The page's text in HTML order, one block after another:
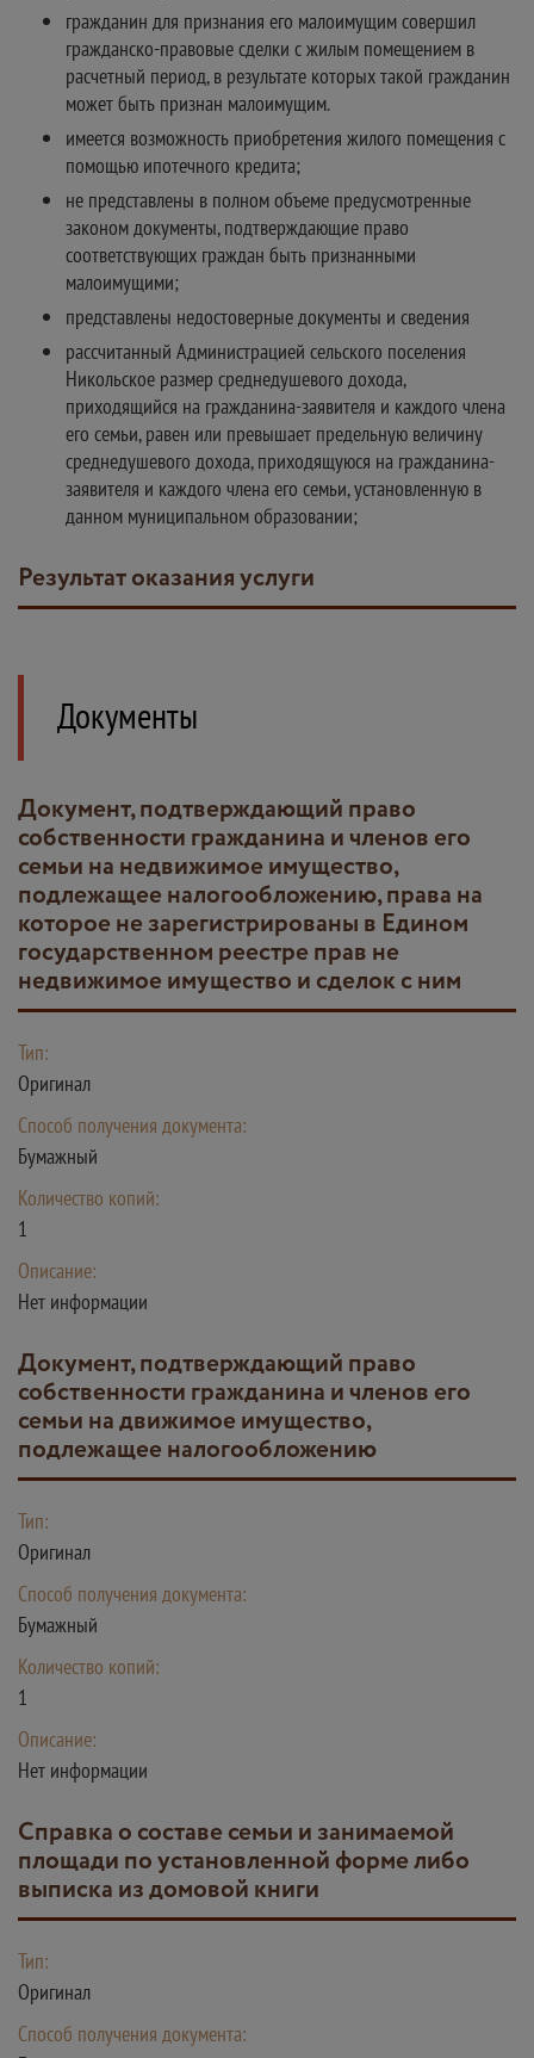
гражданин для признания его малоимущим совершил
гражданско-правовые сделки с жилым помещением в
расчетный период, в результате которых такой гражданин
может быть признан малоимущим.
имеется возможность приобретения жилого помещения с
помощью ипотечного кредита;
не представлены в полном объеме предусмотренные
законом документы, подтверждающие право
соответствующих граждан быть признанными
малоимущими;
представлены недостоверные документы и сведения
рассчитанный Администрацией сельского поселения
Никольское размер среднедушевого дохода,
приходящийся на гражданина-заявителя и каждого члена
его семьи, равен или превышает предельную величину
среднедушевого дохода, приходящуюся на гражданина-
заявителя и каждого члена его семьи, установленную в
данном муниципальном образовании;
Результат оказания услуги
Документы
документ, подтверждающий право
собственности гражданина и членов его
семьи на недвижимое имущество,
подлежащее налогообложению, права на
которое не зарегистрированы в Едином
государственном реестре прав не
недвижимое имущество и сделок с ним
Тип:
Оригинал
Способ получения документа:
Бумажный
Количество копий:
1
Описание:
Нет информации
документ, подтверждающий право
собственности гражданина и членов его
семьи на движимое имущество,
подлежащее налогообложению
Тип:
Оригинал
Способ получения документа:
Бумажный
Количество копий:
1
Описание:
Нет информации
справка о составе семьи и занимаемой
площади по установленной форме либо
выписка из домовой книги
Тип:
Оригинал
Способ получения документа: